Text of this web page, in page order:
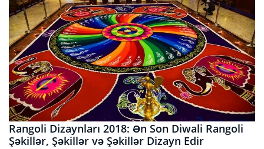
Rangoli Dizaynları 2018: Ən Son Diwali Rangoli
Şəkillər, Şəkillər və Şəkillər Dizayn Edir